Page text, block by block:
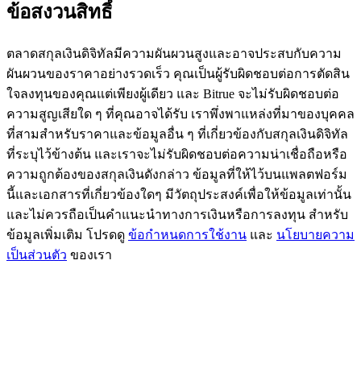
กิจกรรมเพิ่มเติม
รับรางวัลและสิทธิพิเศษสุดพิเศษ
ศูนย์รางวัล
เข้าสู่ระบบ ลงชื่อ
ข้อสงวนสิทธิ์
ตลาดสกุลเงินดิจิทัลมีความผันผวนสูงและอาจประสบกับความ
ผันผวนของราคาอย่างรวดเร็ว คุณเป็นผู้รับผิดชอบต่อการตัดสิน
ใจลงทุนของคุณแต่เพียงผู้เดียว และ Bitrue จะไม่รับผิดชอบต่อ
ความสูญเสียใด ๆ ที่คุณอาจได้รับ เราพึ่งพาแหล่งที่มาของบุคคล
ที่สามสำหรับราคาและข้อมูลอื่น ๆ ที่เกี่ยวข้องกับสกุลเงินดิจิทัล
ที่ระบุไว้ข้างต้น และเราจะไม่รับผิดชอบต่อความน่าเชื่อถือหรือ
ความถูกต้องของสกุลเงินดังกล่าว ข้อมูลที่ให้ไว้บนแพลตฟอร์ม
นี้และเอกสารที่เกี่ยวข้องใดๆ มีวัตถุประสงค์เพื่อให้ข้อมูลเท่านั้น
และไม่ควรถือเป็นคำแนะนำทางการเงินหรือการลงทุน สำหรับ
ข้อมูลเพิ่มเติม โปรดดู ข้อกำหนดการใช้งาน และ นโยบายความ
เป็นส่วนตัว ของเรา